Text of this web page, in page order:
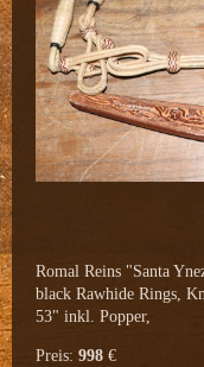
Romal Reins "Santa
black Rawhide Rings,
53" inkl. Popper,
Preis: 998 €